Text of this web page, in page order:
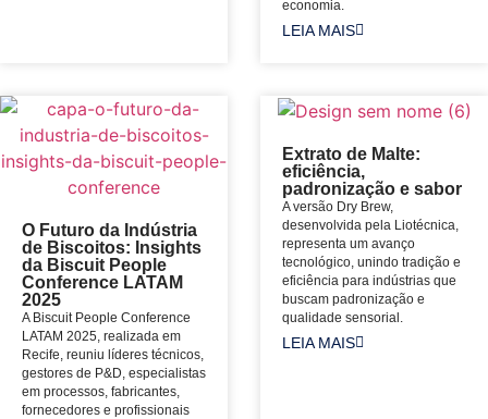
economia.
LEIA MAIS
O Futuro da Indústria
de Biscoitos: Insights
da Biscuit People
Conference LATAM
2025
A Biscuit People Conference
LATAM 2025, realizada em
Recife, reuniu líderes técnicos,
gestores de P&D, especialistas
em processos, fabricantes,
fornecedores e profissionais
Extrato de Malte:
eficiência,
padronização e sabor
A versão Dry Brew,
desenvolvida pela Liotécnica,
representa um avanço
tecnológico, unindo tradição e
eficiência para indústrias que
buscam padronização e
qualidade sensorial.
LEIA MAIS